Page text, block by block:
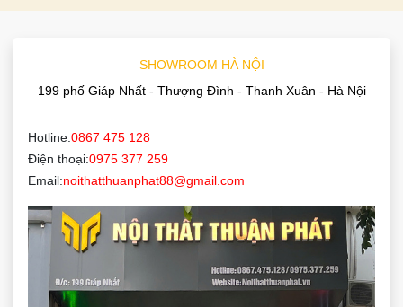
SHOWROOM HÀ NỘI
199 phố Giáp Nhất - Thượng Đình - Thanh Xuân - Hà Nội
Hotline:0867 475 128
Điện thoại:0975 377 259
Email:noithatthuanphat88@gmail.com